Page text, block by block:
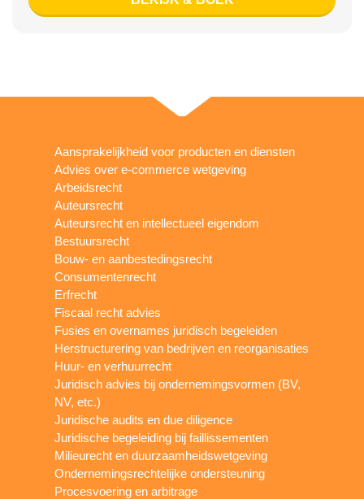
Aansprakelijkheid voor producten en diensten
Advies over e-commerce wetgeving
Arbeidsrecht
Auteursrecht
Auteursrecht en intellectueel eigendom
Bestuursrecht
Bouw- en aanbestedingsrecht
Consumentenrecht
Erfrecht
Fiscaal recht advies
Fusies en overnames juridisch begeleiden
Herstructurering van bedrijven en reorganisaties
Huur- en verhuurrecht
Juridisch advies bij ondernemingsvormen (BV,
NV, etc.)
Juridische audits en due diligence
Juridische begeleiding bij faillissementen
Milieurecht en duurzaamheidswetgeving
Ondernemingsrechtelijke ondersteuning
Procesvoering en arbitrage